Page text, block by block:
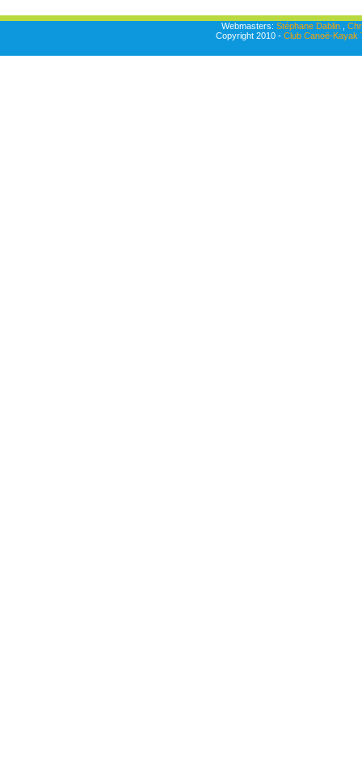
Webmasters: Stéphane Dablin,
Copyright 2010 - Club Canoë-Kayak